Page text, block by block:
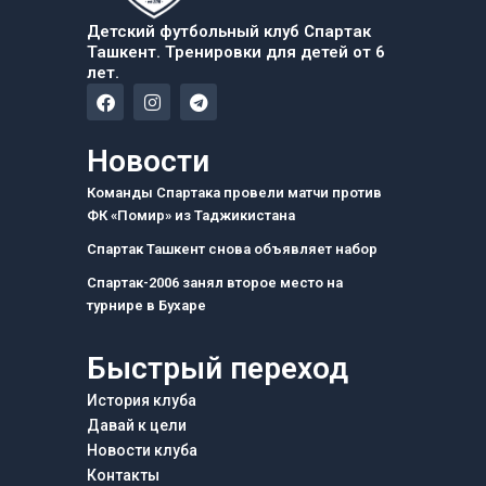
Детский футбольный клуб Спартак
Ташкент. Тренировки для детей от 6
лет.
F
a
e
b
o
k
I
n
a
g
r
a
m
T
e
g
a
m
Новости
Команды Спартака провели матчи против
ФК «Помир» из Таджикистана
Спартак Ташкент снова объявляет набор
Спартак-2006 занял второе место на
турнире в Бухаре
Быстрый переход
История клуба
Давай к цели
Новости клуба
Контакты